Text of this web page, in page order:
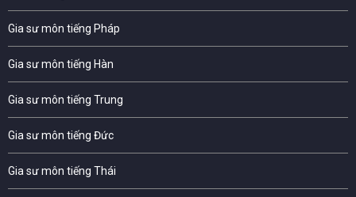
Gia sư môn tiếng Pháp
Gia sư môn tiếng Hàn
Gia sư môn tiếng Trung
Gia sư môn tiếng Đức
Gia sư môn tiếng Thái